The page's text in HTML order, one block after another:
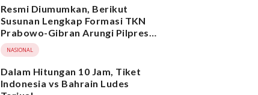
Resmi Diumumkan, Berikut
Susunan Lengkap Formasi TKN
Prabowo-Gibran Arungi Pilpres
2024, Ada Ridwan Kamil hingga
Suami Yenny Wahid
NASIONAL
Dalam Hitungan 10 Jam, Tiket
Indonesia vs Bahrain Ludes